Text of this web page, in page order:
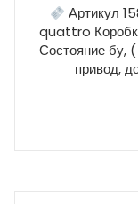
Артикул
quattro
Состояние бу,
привод,